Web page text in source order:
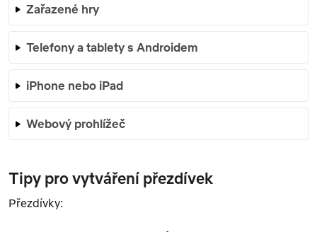
Zařazené hry
Telefony a tablety s Androidem
iPhone nebo iPad
Webový prohlížeč
Tipy pro vytváření přezdívek
Přezdívky: